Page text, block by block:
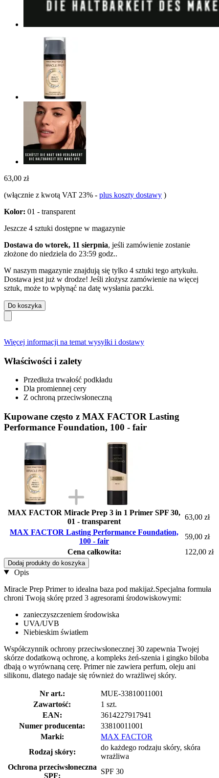
63,00 zł
(włącznie z kwotą VAT 23% - plus koszty dostawy )
Kolor: 01 - transparent
Jeszcze 4 sztuki dostępne w magazynie
Dostawa do wtorek, 11 sierpnia, jeśli zamówienie zostanie
złożone do niedziela do 23:59 godz..
W naszym magazynie znajdują się tylko 4 sztuki tego artykułu.
Dostawa jest już w drodze! Jeśli złożysz zamówienie na więcej
sztuk, może to wpłynąć na datę wysłania paczki.
Do koszyka
Więcej informacji na temat wysyłki i dostawy
Właściwości i zalety
Przedłuża trwałość podkładu
Dla promiennej cery
Z ochroną przeciwsłoneczną
Kupowane często z MAX FACTOR Lasting
Performance Foundation, 100 - fair
MAX FACTOR Miracle Prep 3 in 1 Primer SPF 30,
01 - transparent
63,00 zł
MAX FACTOR Lasting Performance Foundation,
100 - fair
59,00 zł
Cena całkowita:
122,00 zł
Dodaj produkty do koszyka
Opis
Miracle Prep Primer to idealna baza pod makijaż.Specjalna formuła
chroni Twoją skórę przed 3 agresorami środowiskowymi:
zanieczyszczeniem środowiska
UVA/UVB
Niebieskim światłem
Współczynnik ochrony przeciwsłonecznej 30 zapewnia Twojej
skórze dodatkową ochronę, a kompleks żeń-szenia i gingko biloba
dbają o wyrównaną cerę. Primer nie zawiera perfum, oleju ani
silikonu, dlatego nadaje się również do wrażliwej skóry.
Nr art.:
MUE-33810011001
Zawartość:
1 szt.
EAN:
3614227917941
Numer producenta:
33810011001
Marki:
MAX FACTOR
Rodzaj skóry:
do każdego rodzaju skóry, skóra
wrażliwa
Ochrona przeciwsłoneczna
SPF:
SPF 30